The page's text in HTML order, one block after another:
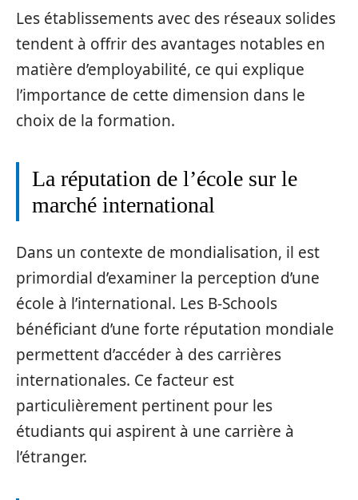
Les établissements avec des réseaux solides
tendent à offrir des avantages notables en
matière d’employabilité, ce qui explique
l’importance de cette dimension dans le
choix de la formation.
La réputation de l’école sur le
marché international
Dans un contexte de mondialisation, il est
primordial d’examiner la perception d’une
école à l’international. Les B-Schools
bénéficiant d’une forte réputation mondiale
permettent d’accéder à des carrières
internationales. Ce facteur est
particulièrement pertinent pour les
étudiants qui aspirent à une carrière à
l’étranger.